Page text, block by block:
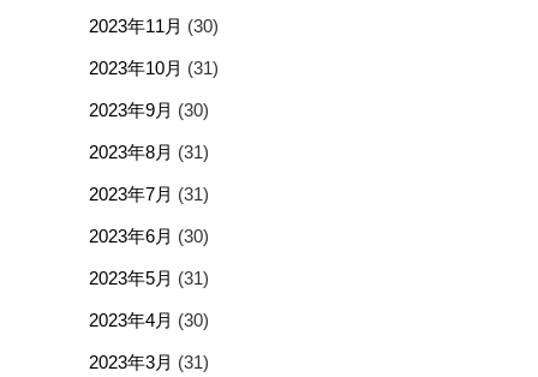
2023年11月 (30)
2023年10月 (31)
2023年9月 (30)
2023年8月 (31)
2023年7月 (31)
2023年6月 (30)
2023年5月 (31)
2023年4月 (30)
2023年3月 (31)